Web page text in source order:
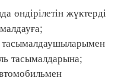
өндірілетін жүктерді
тасымалдарына;